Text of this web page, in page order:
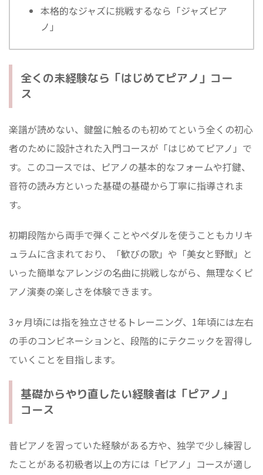
本格的なジャズに挑戦するなら「ジャズピア
ノ」
全くの未経験なら「はじめてピアノ」コー
ス
楽譜が読めない、鍵盤に触るのも初めてという全くの初心
者のために設計された入門コースが「はじめてピアノ」で
す。このコースでは、ピアノの基本的なフォームや打鍵、
音符の読み方といった基礎の基礎から丁寧に指導されま
す。
初期段階から両手で弾くことやペダルを使うこともカリキ
ュラムに含まれており、「歓びの歌」や「美女と野獣」と
いった簡単なアレンジの名曲に挑戦しながら、無理なくピ
アノ演奏の楽しさを体験できます。
3ヶ月頃には指を独立させるトレーニング、1年頃には左右
の手のコンビネーションと、段階的にテクニックを習得し
ていくことを目指します。
基礎からやり直したい経験者は「ピアノ」
コース
昔ピアノを習っていた経験がある方や、独学で少し練習し
たことがある初級者以上の方には「ピアノ」コースが適し